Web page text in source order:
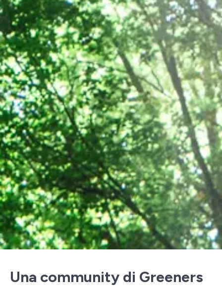
Una community di Greeners